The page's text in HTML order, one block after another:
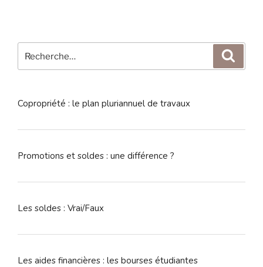
pour
Copropriété : le plan pluriannuel de travaux
Promotions et soldes : une différence ?
Les soldes : Vrai/Faux
Les aides financières : les bourses étudiantes